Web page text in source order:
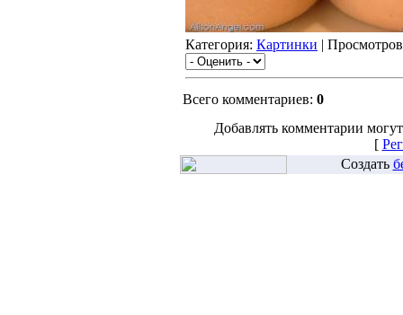
Категория: Картинки |
Всего комментариев: 0
Добавлять комментарии
[
Создать